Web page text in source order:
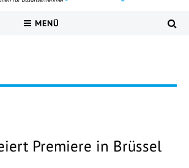
MENÜ
Premiere in Brüssel